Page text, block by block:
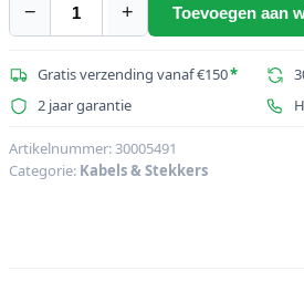
−
ACCESSOIRE
10m,
rood
+ Toevoegen aan
Gratis verzending vanaf €150*
2 jaar garantie
Artikelnummer:30005491
Categorie: Kabels & Stekkers